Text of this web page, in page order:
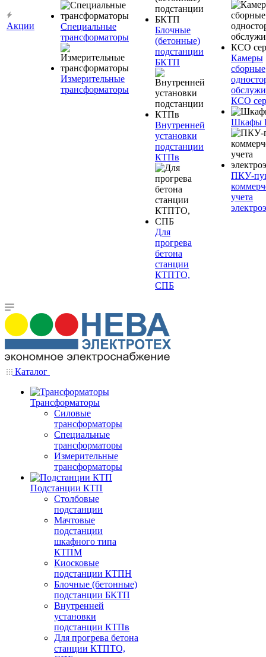
Акции
Специальные
трансформаторы
Измерительные
трансформаторы
Блочные
(бетонные)
подстанции
БКТП
Внутренней
установки
подстанции
КТПв
Для
прогрева
бетона
станции
КТПТО,
СПБ
Камеры
сборные
КСО
Шкафы
ПКУ-
учета
Каталог
Трансформаторы
Силовые
трансформаторы
Специальные
трансформаторы
Измерительные
трансформаторы
Подстанции КТП
Столбовые
подстанции
Мачтовые
подстанции
шкафного типа
КТПМ
Киосковые
подстанции КТПН
Блочные (бетонные)
подстанции БКТП
Внутренней
установки
подстанции КТПв
Для прогрева бетона
станции КТПТО,